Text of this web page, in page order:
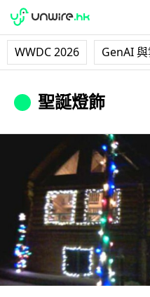
WWDC 2026 GenAI
聖誕燈飾